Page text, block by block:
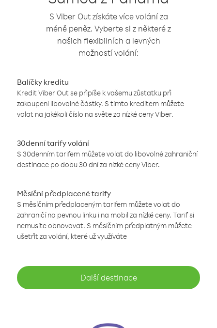
S Viber Out získáte více volání za
méně peněz. Vyberte si z některé z
našich flexibilních a levných
možností volání:
Balíčky kreditu
Kredit Viber Out se připíše k vašemu zůstatku při
zakoupení libovolné částky. S tímto kreditem můžete
volat na jakékoli číslo na světe za nízké ceny Viber.
30denní tarify volání
S 30denním tarifem můžete volat do libovolné zahraniční
destinace po dobu 30 dní za nízké ceny Viber.
Měsíční předplacené tarify
S měsíčním předplaceným tarifem můžete volat do
zahraničí na pevnou linku i na mobil za nízké ceny. Tarif si
nemusíte obnovovat. S měsíčním předplatným můžete
ušetřit za volání, které už využíváte
Další destinace